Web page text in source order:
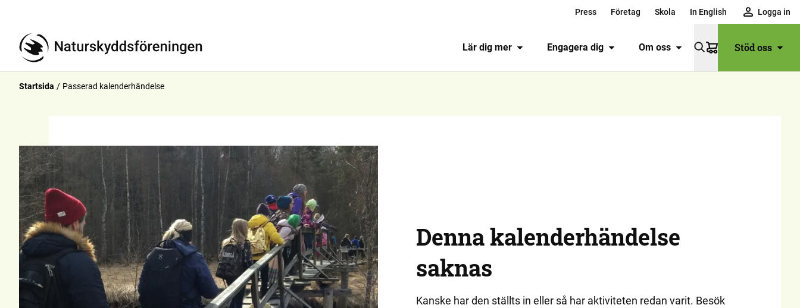
Press Företag Skola In English Logga in
Lär dig mer Engagera dig Om oss
VarukorgStöd oss
Startsida Passerad kalenderhändelse
Denna kalenderhändelse
saknas
Kanske har den ställts in eller så har aktiviteten redan varit. Besök